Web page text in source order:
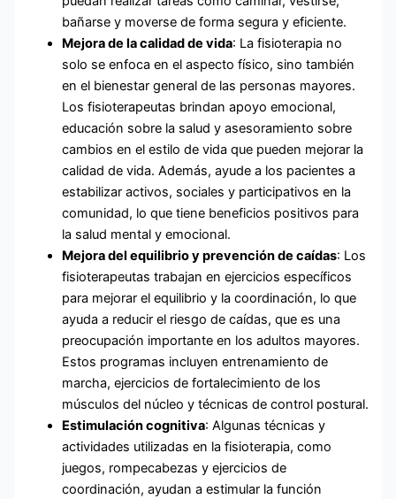
bañarse y moverse de forma segura y eficiente.
Mejora de la calidad de vida: La fisioterapia no
solo se enfoca en el aspecto físico, sino también
en el bienestar general de las personas mayores.
Los fisioterapeutas brindan apoyo emocional,
educación sobre la salud y asesoramiento sobre
cambios en el estilo de vida que pueden mejorar la
calidad de vida. Además, ayude a los pacientes a
estabilizar activos, sociales y participativos en la
comunidad, lo que tiene beneficios positivos para
la salud mental y emocional.
Mejora del equilibrio y prevención de caídas: Los
fisioterapeutas trabajan en ejercicios específicos
para mejorar el equilibrio y la coordinación, lo que
ayuda a reducir el riesgo de caídas, que es una
preocupación importante en los adultos mayores.
Estos programas incluyen entrenamiento de
marcha, ejercicios de fortalecimiento de los
músculos del núcleo y técnicas de control postural.
Estimulación cognitiva: Algunas técnicas y
actividades utilizadas en la fisioterapia, como
juegos, rompecabezas y ejercicios de
coordinación, ayudan a estimular la función